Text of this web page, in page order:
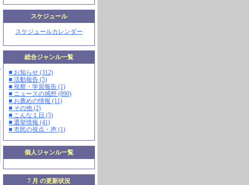
スケジュール
スケジュールカレンダー
総合ジャンル一覧
■ お知らせ (312)
■ 活動報告 (5)
■ 視察・学習報告 (1)
■ ニュースの感想 (890)
■ お薦めの情報 (11)
■ その他 (2)
■ こんな１日 (5)
■ 選挙情報 (41)
■ 市民の視点・声 (1)
個人ジャンル一覧
7 月 の更新状況